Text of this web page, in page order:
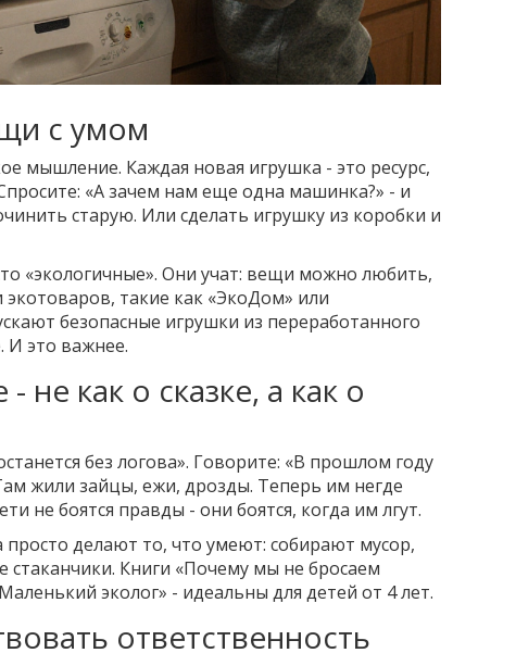
с умом
мышление. Каждая новая игрушка - это ресурс,
«А зачем нам еще одна машинка?» - и
старую. Или сделать игрушку из коробки и
«экологичные». Они учат: вещи можно любить,
такие как «ЭкоДом» или
безопасные игрушки из переработанного
И это важнее.
не как о сказке, а как о
без логова». Говорите: «В прошлом году
жили зайцы, ежи, дрозды. Теперь им негде
не боятся правды - они боятся, когда им лгут.
делают то, что умеют: собирают мусор,
Книги «Почему мы не бросаем
эколог» - идеальны для детей от 4 лет.
ответственность